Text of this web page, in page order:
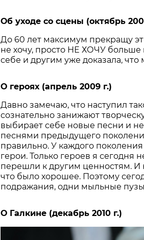
Об уходе со сцены (октябрь
До 60 лет максимум прекращу
не хочу, просто НЕ ХОЧУ больше
себе и другим уже доказала, что
О героях (апрель 2009 г.)
Давно замечаю, что наступил
сознательно занижают
выбирает себе новые песни и
песнями предыдущего
правильно. У каждого
герои. Только героев я
перешли к другим ценностям. И
что было хорошее. Поэтому
подражания, одни мыльные
О Галкине (декабрь 2010 г.)